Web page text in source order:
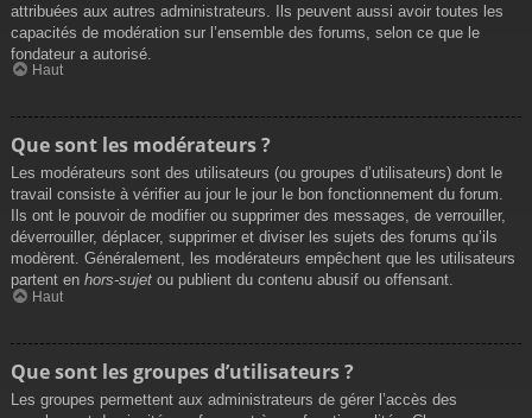
attribuées aux autres administrateurs. Ils peuvent aussi avoir toutes les
capacités de modération sur l’ensemble des forums, selon ce que le
fondateur a autorisé.
Haut
Que sont les modérateurs ?
Les modérateurs sont des utilisateurs (ou groupes d’utilisateurs) dont le
travail consiste à vérifier au jour le jour le bon fonctionnement du forum.
Ils ont le pouvoir de modifier ou supprimer des messages, de verrouiller,
déverrouiller, déplacer, supprimer et diviser les sujets des forums qu’ils
modèrent. Généralement, les modérateurs empêchent que les utilisateurs
partent en hors-sujet ou publient du contenu abusif ou offensant.
Haut
Que sont les groupes d’utilisateurs ?
Les groupes permettent aux administrateurs de gérer l’accès des